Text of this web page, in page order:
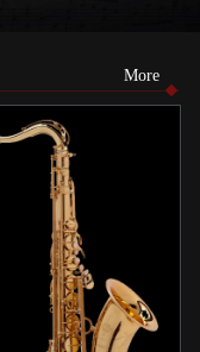
More